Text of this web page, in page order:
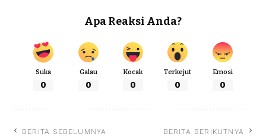
Apa Reaksi Anda?
Suka
0
Galau
0
Kocak
0
Terkejut
0
Emosi
0
BERITA SEBELUMNYA BERITA BERIKUTNYA